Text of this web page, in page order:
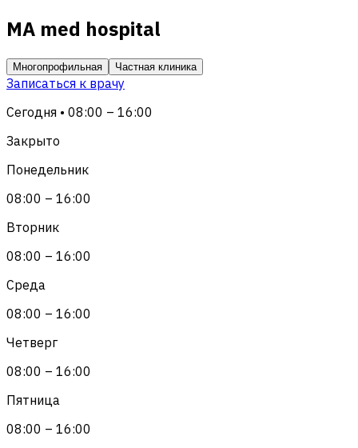
MA med hospital
Многопрофильная Частная клиника
Записаться к врачу
Сегодня • 08:00 – 16:00
Закрыто
Понедельник
08:00 – 16:00
Вторник
08:00 – 16:00
Среда
08:00 – 16:00
Четверг
08:00 – 16:00
Пятница
08:00 – 16:00